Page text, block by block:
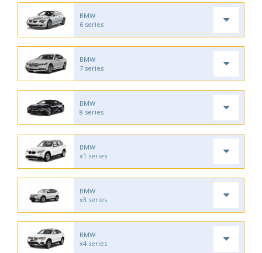
BMW
6 series
BMW
7 series
BMW
8 series
BMW
x1 series
BMW
x3 series
BMW
x4 series